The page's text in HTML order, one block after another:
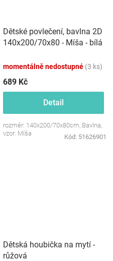
Dětské povlečení, bavlna 2D
140x200/70x80 - Míša - bílá
momentálně nedostupné (3 ks)
689 Kč
Detail
rozměr: 140x200/70x80cm, Bavlna,
vzor: Míša
Kód: 51626901
Dětská houbička na mytí -
růžová